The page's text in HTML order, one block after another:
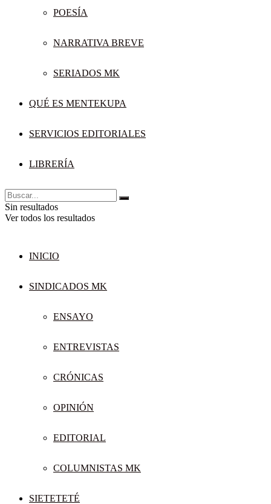
POESÍA
NARRATIVA BREVE
SERIADOS MK
QUÉ ES MENTEKUPA
SERVICIOS EDITORIALES
LIBRERÍA
Sin resultados
Ver todos los resultados
INICIO
SINDICADOS MK
ENSAYO
ENTREVISTAS
CRÓNICAS
OPINIÓN
EDITORIAL
COLUMNISTAS MK
SIETETETÉ